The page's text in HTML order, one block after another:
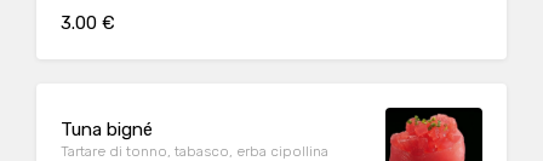
3.00 €
Tuna bigné
Tartare di tonno, tabasco, erba cipollina